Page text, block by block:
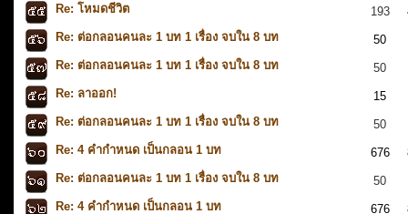
Re: โหมดชีวิต
193
Re: ต่อกลอนคนละ 1 บท 1 เรื่อง จบใน 8 บท
50
Re: ต่อกลอนคนละ 1 บท 1 เรื่อง จบใน 8 บท
50
Re: ลาออก!
15
Re: ต่อกลอนคนละ 1 บท 1 เรื่อง จบใน 8 บท
50
Re: 4 คำกำหนด เป็นกลอน 1 บท
676
Re: ต่อกลอนคนละ 1 บท 1 เรื่อง จบใน 8 บท
50
Re: 4 คำกำหนด เป็นกลอน 1 บท
676